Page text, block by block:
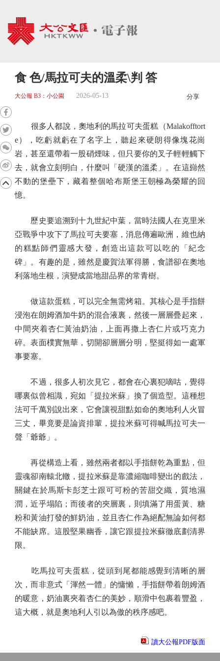
食 色/馬拉可夫的溫柔\判 答
大公報 B3：小公園 2026-05-13 分享
很多人都說，奧地利的馬拉可夫蛋糕（Malakofftort
e），吃虧就虧在了名字上，聽起來硬朗得像塊花崗
岩，甚至還帶着一股硝煙味，但只要你的叉子輕輕觸下
去，就會立刻明白，什麼叫「硬漢的溫柔」。在這巋然
不動的堡壘下，藏着整個哈布斯堡王朝極為榮耀的回
憶。
歷史要追溯到十九世紀中葉，當時法國人在克里米
亞戰爭中攻下了馬拉可夫要塞，消息傳遍歐洲，維也納
的糕點師們靈感大發，創造出這款可以吃的「紀念
碑」。有趣的是，雖然是慶賀法軍得勝，食譜卻在奧地
利落地生根，演變成當地甜品界的常青樹。
做這款蛋糕，可以完全無需烤箱。其核心是手指餅
浸泡在朗姆酒加牛奶的混合液裏，然後一層層疊起來，
中間夾着杏仁黃油奶油，上面再撒上杏仁片或巧克力
碎。表面樸實無華，切開卻層層分明，堅挺得如一處軍
事要塞。
不過，很多人初次見它，都會在心裏犯嘀咕，覺得
哪裏似曾相識，宛如「提拉米蘇」換了個造型。這種想
法可千萬別說出來，它會讓視甜點如命的奧地利人火冒
三丈，畢竟要是論資排輩，提拉米蘇可得喊馬拉可夫一
聲「爺爺」。
再從構造上看，雖然兩者都以手指餅乾為重點，但
靈魂卻南轅北轍，提拉米蘇是靠濃縮咖啡變出的戲法，
關鍵在於馬斯卡彭芝士跟可可粉的苦甜交織，質地濕
潤，近乎塌陷；而後者的夾層裏，則填滿了用蛋黃、糖
粉和黃油打發的鮮奶油，並且杏仁作為絕配無論如何都
不能缺席。這股堅果幽香，讓它跟提拉米蘇徹底劃清界
限。
吃馬拉可夫蛋糕，從頭到尾都能感覺到清晰的層
次，而非意式「渾然一體」的慵懶，手指餅帶着朗姆酒
的暖意，奶油裏夾着杏仁的美妙，順滑中包裹着豐盈，
這大概，就是奧地利人引以為傲的秩序感吧。
讀大公報PDF版面